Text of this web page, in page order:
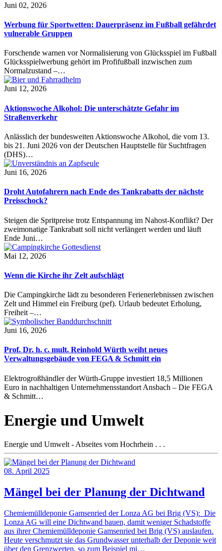
Juni 02, 2026
Werbung für Sportwetten: Dauerpräsenz im Fußball gefährdet
vulnerable Gruppen
Forschende warnen vor Normalisierung von Glücksspiel im Fußball
Glücksspielwerbung gehört im Profifußball inzwischen zum
Normalzustand –…
Juni 12, 2026
Aktionswoche Alkohol: Die unterschätzte Gefahr im
Straßenverkehr
Anlässlich der bundesweiten Aktionswoche Alkohol, die vom 13.
bis 21. Juni 2026 von der Deutschen Hauptstelle für Suchtfragen
(DHS)…
Juni 16, 2026
Droht Autofahrern nach Ende des Tankrabatts der nächste
Preisschock?
Steigen die Spritpreise trotz Entspannung im Nahost-Konflikt? Der
zweimonatige Tankrabatt soll nicht verlängert werden und läuft
Ende Juni…
Mai 12, 2026
Wenn die Kirche ihr Zelt aufschlägt
Die Campingkirche lädt zu besonderen Ferienerlebnissen zwischen
Zelt und Himmel ein Freiburg (pef). Urlaub bedeutet Erholung,
Freiheit –…
Juni 16, 2026
Prof. Dr. h. c. mult. Reinhold Würth weiht neues
Verwaltungsgebäude von FEGA & Schmitt ein
Elektrogroßhändler der Würth-Gruppe investiert 18,5 Millionen
Euro in nachhaltigen Unternehmensstandort Ansbach – Die FEGA
& Schmitt…
Energie und Umwelt
Energie und Umwelt - Abseites vom Hochrhein . . .
08. April 2025
Mängel bei der Planung der Dichtwand
Chemiemülldeponie Gamsenried der Lonza AG bei Brig (VS): Die
Lonza AG will eine Dichtwand bauen, damit weniger Schadstoffe
aus ihrer Chemiemülldeponie Gamsenried bei Brig (VS) auslaufen.
Heute verschmutzt sie das Grundwasser unterhalb der Deponie weit
über den Grenzwerten, so zum Beispiel mi…